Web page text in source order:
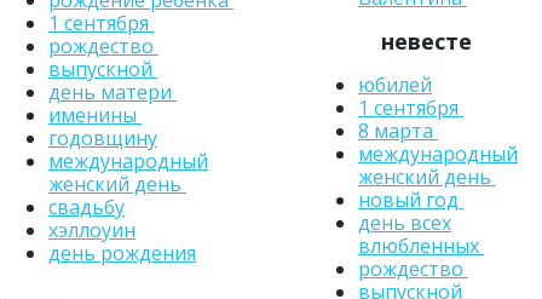
1 сентября
рождество
выпускной
день матери
именины
годовщину
международный
женский день
свадьбу
хэллоуин
день рождения
невесте
юбилей
1 сентября
8 марта
международный
женский день
новый год
день всех
влюбленных
рождество
выпускной